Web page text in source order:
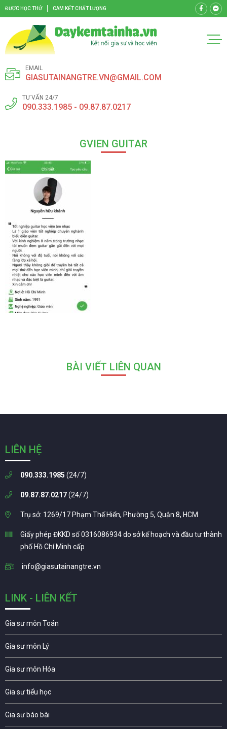
ĐƯỢC HỌC THỬ CAM KẾT CHẤT LƯỢNG
EMAIL
GIASUTAINANGTRE.VN@GMAIL.COM
TƯ VẤN 24/7
090.333.1985 - 09.87.87.0217
GVIEN GUITAR
BÀI VIẾT LIÊN QUAN
LIÊN HỆ
090.333.1985 (24/7)
09.87.87.0217(24/7)
Trụ sở: 1269/17 Phạm Thế Hiển, Phường 5, Quận 8, HCM
Giấy phép ĐKKD số 0316086934 do sở kế hoạch và đầu tư thành
phố Hồ Chí Minh cấp
info@giasutainangtre.vn
LINK - LIÊN KẾT
Gia sư môn Toán
Gia sư môn Lý
Gia sư môn Hóa
Gia sư tiểu học
Gia sư báo bài